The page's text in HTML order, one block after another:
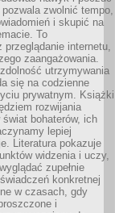
zwolnić tempo,
i skupić na
To
internetu,
zaangażowania.
utrzymywania
się na codzienne
prywatnym. Książki
rozwijania
bohaterów, ich
lepiej
Literatura pokazuje
widzenia i uczy,
zupełnie
konkretnej
w czasach, gdy
i